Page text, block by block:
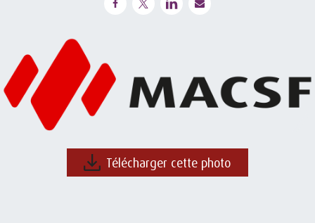
Télécharger cette photo